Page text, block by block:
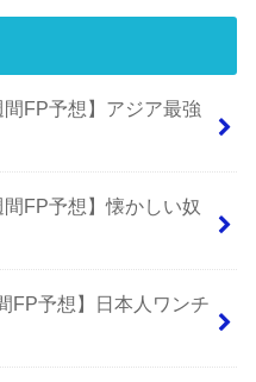
間FP予想】アジア最強
間FP予想】懐かしい奴
FP予想】日本人ワンチ